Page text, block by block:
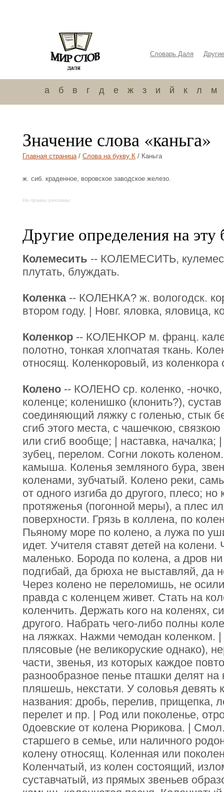
Словарь Даля
а б в г д е ж з и й к л м
Значение слова «каньга»
Главная страница/ Слова на букву К / Каньга
ж. сиб. краденное, воровское заводское железо.
На правах рекламы:
Другие определения на эту
Колемесить -- КОЛЕМЕСИТЬ,
плутать, блуждать.
Коленка-- КОЛЕНКА? ж. вологодск.
втором году. | Новг. яловка, яловица,
Коленкор -- КОЛЕНКОР м. франц.
полотно, тонкая хлопчатая ткань.
относящ. Коленкоровый, из коленкора
Колено -- КОЛЕНО ср. коленко, -
коленце; коленишко (клонить?),
соединяющий ляжку с голенью, стык
сгиб этого места, с чашечкою,
или сгиб вообще; | наставка, началка;
зубец, перелом. Согни локоть
камыша. Коленья земляного бура,
коленами, зубчатый. Колено реки,
от одного изгиба до другого, плесо;
протяженья (погонной меры), а плес
поверхности. Грязь в коллена, по
Пьяному море по колено, а лужа по
идет. Учителя ставят детей на колени.
маленько. Борода по колена, а дров
подгибай, да брюха не выставляй, да
Через колено не переломишь, не
правда с коленцем живет. Стать на
коленчить. Держать кого на коленях,
другого. Набрать чего-либо полны
на ляжках. Нажми чемодан коленком. |
плясовые (не великоруские однако),
части, звенья, из которых каждое
разнообразное пенье пташки делят
пляшешь, некстати. У соловья
названия: дробь, перелив, прищепка,
перелет и пр. | Род или поколенье,
0доевские от колена Рюрикова. |
старшего в семье, или наличного
колену относящ. Коленная или
Коленчатый, из колен состоящий,
суставчатый, из прямых звеньев